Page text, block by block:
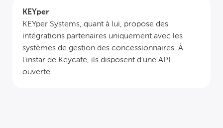
KEYper
KEYper Systems, quant à lui, propose des
intégrations partenaires uniquement avec les
systèmes de gestion des concessionnaires. À
l'instar de Keycafe, ils disposent d'une API
ouverte.